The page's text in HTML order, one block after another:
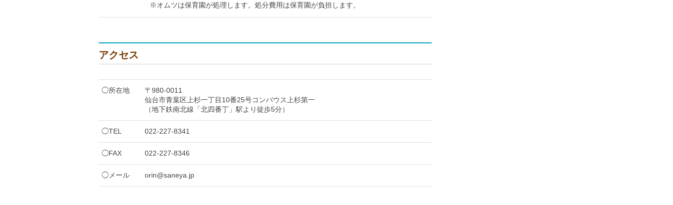
※オムツは保育園が処理します。処分費用は保育園が負担します。
アクセス
◯所在地
〒980-0011
仙台市青葉区上杉一丁目10番25号コンバウス上杉第一
（地下鉄南北線「北四番丁」駅より徒歩5分）
◯TEL 022-227-8341
◯FAX 022-227-8346
◯メール orin@saneya.jp